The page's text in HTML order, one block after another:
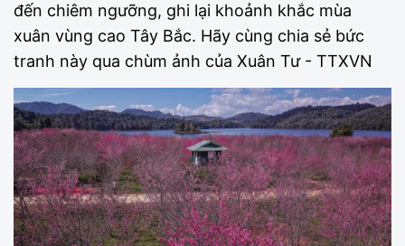
đến chiêm ngưỡng, ghi lại khoảnh khắc mùa
xuân vùng cao Tây Bắc. Hãy cùng chia sẻ bức
tranh này qua chùm ảnh của Xuân Tư - TTXVN